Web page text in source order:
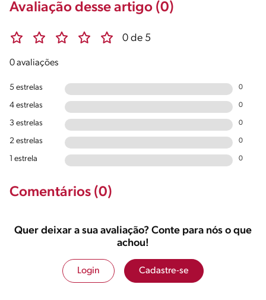
Avaliação desse artigo (0)
0 de 5
0 avaliações
5 estrelas 0
4 estrelas 0
3 estrelas 0
2 estrelas 0
1 estrela 0
Comentários (0)
Quer deixar a sua avaliação? Conte para nós o que
achou!
Login Cadastre-se